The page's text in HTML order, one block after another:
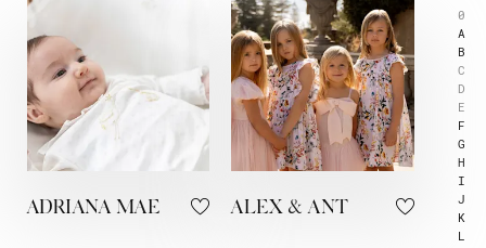
0
A
B
C
D
E
F
G
H
I
J
K
L
ADRIANA MAE ALEX & ANT